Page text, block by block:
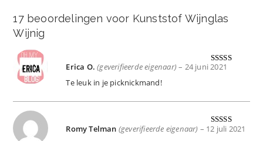
17 beoordelingen voor Kunststof Wijnglas
Wijnig
Gewaardeer
Erica O.(geverifieerde eigenaar) – 24 juni 2021
Te leuk in je picknickmand!
Gewaardeer
Romy Telman (geverifieerde eigenaar) – 12 juli 2021